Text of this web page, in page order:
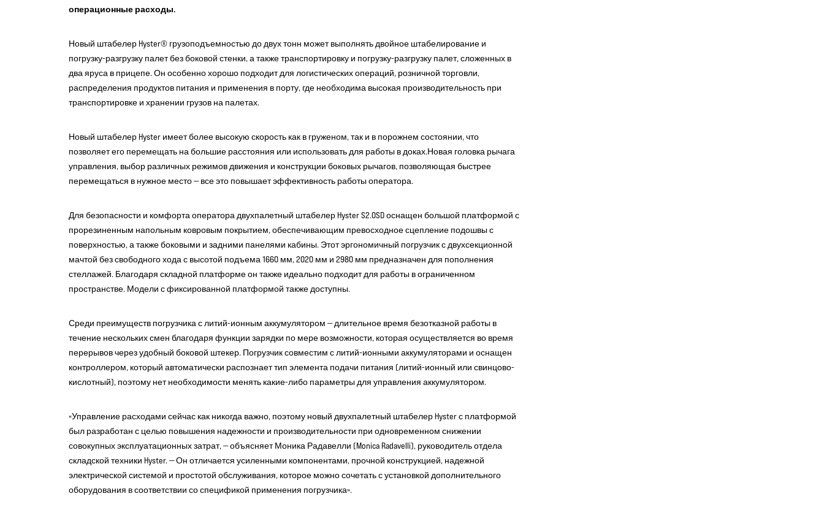
операционные расходы.
Новый штабелер Hyster® грузоподъемностью до двух тонн может выполнять двойное штабелирование и
погрузку-разгрузку палет без боковой стенки, а также транспортировку и погрузку-разгрузку палет, сложенных в
два яруса в прицепе. Он особенно хорошо подходит для логистических операций, розничной торговли,
распределения продуктов питания и применения в порту, где необходима высокая производительность при
транспортировке и хранении грузов на палетах.
Новый штабелер Hyster имеет более высокую скорость как в груженом, так и в порожнем состоянии, что
позволяет его перемещать на большие расстояния или использовать для работы в доках.Новая головка рычага
управления, выбор различных режимов движения и конструкции боковых рычагов, позволяющая быстрее
перемещаться в нужное место — все это повышает эффективность работы оператора.
Для безопасности и комфорта оператора двухпалетный штабелер Hyster S2.0SD оснащен большой платформой с
прорезиненным напольным ковровым покрытием, обеспечивающим превосходное сцепление подошвы с
поверхностью, а также боковыми и задними панелями кабины. Этот эргономичный погрузчик с двухсекционной
мачтой без свободного хода с высотой подъема 1660 мм, 2020 мм и 2980 мм предназначен для пополнения
стеллажей. Благодаря складной платформе он также идеально подходит для работы в ограниченном
пространстве. Модели с фиксированной платформой также доступны.
Среди преимуществ погрузчика с литий-ионным аккумулятором — длительное время безотказной работы в
течение нескольких смен благодаря функции зарядки по мере возможности, которая осуществляется во время
перерывов через удобный боковой штекер. Погрузчик совместим с литий-ионными аккумуляторами и оснащен
контроллером, который автоматически распознает тип элемента подачи питания (литий-ионный или свинцово-
кислотный), поэтому нет необходимости менять какие-либо параметры для управления аккумулятором.
«Управление расходами сейчас как никогда важно, поэтому новый двухпалетный штабелер Hyster с платформой
был разработан с целью повышения надежности и производительности при одновременном снижении
совокупных эксплуатационных затрат, — объясняет Моника Радавелли (Monica Radavelli), руководитель отдела
складской техники Hyster. — Он отличается усиленными компонентами, прочной конструкцией, надежной
электрической системой и простотой обслуживания, которое можно сочетать с установкой дополнительного
оборудования в соответствии со спецификой применения погрузчика».